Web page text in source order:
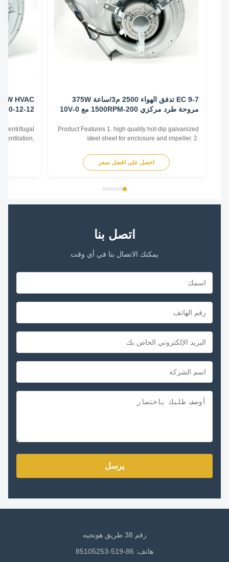
EC 9-7 تدفق الهواء 2500 م3/ساعة 375W
مروحة طرد مركزي 200-1500RPM مع 0-10V
Product Features 1. high quality hot-dip galvanized
steel sheet for enclosure and impeller. 2.
small vibration. Main advantages 1. Experience and
good service. We professionally produce fan motors
احصل على افضل سعر
of centrifugal
Ventilation,
اتصل بنا
يمكنك الاتصال بنا في أي وقت
يرسل
هاتف: 86-519-85105253